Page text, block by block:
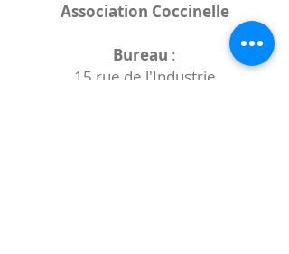
Association Coccinelle
Bureau :
15 rue de l'Industrie